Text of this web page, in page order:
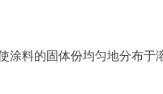
的固体份均匀地分布于